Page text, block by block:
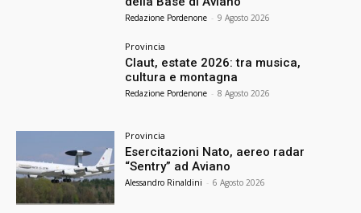
Redazione Pordenone - 9 Agosto 2026
Provincia
Claut, estate 2026: tra musica,
cultura e montagna
Redazione Pordenone - 8 Agosto 2026
Provincia
Esercitazioni Nato, aereo radar
“Sentry” ad Aviano
Alessandro Rinaldini - 6 Agosto 2026